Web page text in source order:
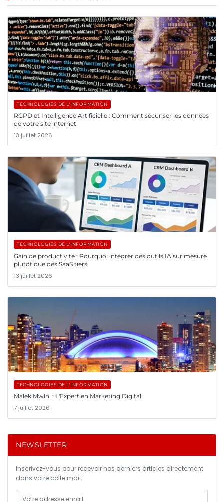
TECHNOLOGIES DE L'INFORMATION
RGPD et Intelligence Artificielle : Comment sécuriser les données
de votre site internet
13 juillet 2026
TECHNOLOGIES DE L'INFORMATION
Gain de productivité : Pourquoi intégrer des outils IA sur mesure
plutôt que des SaaS tiers
13 juillet 2026
TECHNOLOGIES DE L'INFORMATION
Malek Mwlhi : L'Expert en Marketing Digital
7 juillet 2026
NEWSLETTER
Inscrivez-vous pour recevoir nos derniers articles directement
dans votre boîte mail.